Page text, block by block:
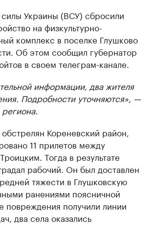
Украины (ВСУ) сбросили
на физкультурно-
комплекс в поселке Глушково
Об этом сообщил губернатор
в своем телеграм-канале.
информации, два жителя
Подробности уточняются», —
Кореневский район,
11 прилетов между
Тогда в результате
рабочий. Он был доставлен
тяжести в Глушковскую
ранениями поясничной
повреждения получили линии
два села оказались